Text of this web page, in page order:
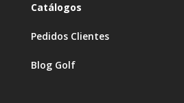
Catálogos
Pedidos Clientes
Blog Golf